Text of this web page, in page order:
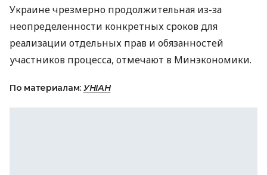
Украине чрезмерно продолжительная из-за
неопределенности конкретных сроков для
реализации отдельных прав и обязанностей
участников процесса, отмечают в Минэкономики.
По материалам: УНІАН